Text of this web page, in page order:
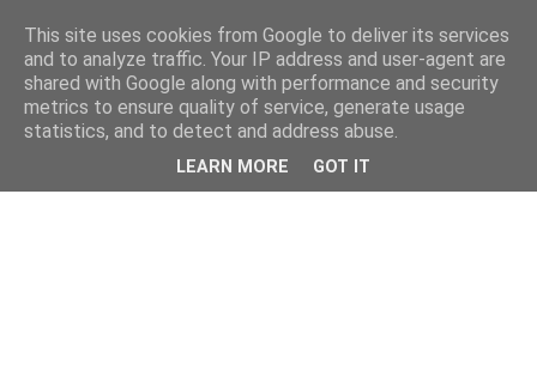
This site uses cookies from Google to deliver its services
and to analyze traffic. Your IP address and user-agent are
shared with Google along with performance and security
metrics to ensure quality of service, generate usage
statistics, and to detect and address abuse.
LEARN MORE GOT IT